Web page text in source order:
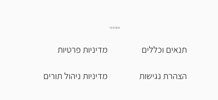
מדיניות פרטיות
מדיניות ניהול תורים
משפטי
תנאים וכללים
הצהרת נגישות